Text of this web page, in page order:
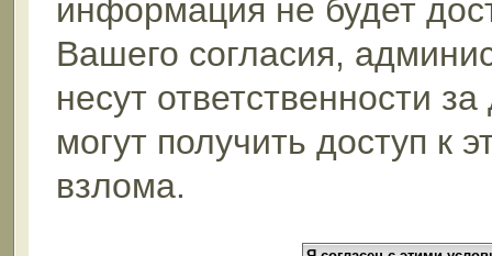
информация не будет
Вашего согласия,
несут ответственности
могут получить доступ к
взлома.